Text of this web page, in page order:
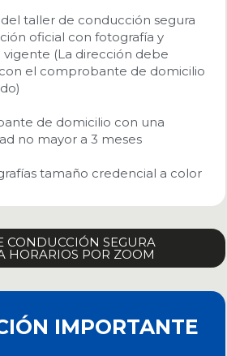
taller de conducción segura
oficial con fotografía y
vigente (La dirección debe
el comprobante de domicilio
de domicilio con una
no mayor a 3 meses
tamaño credencial a color
CONDUCCIÓN SEGURA
HORARIOS POR ZOOM
IMPORTANTE